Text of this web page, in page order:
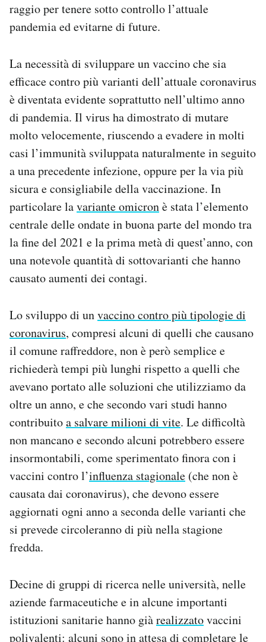
raggio per tenere sotto controllo l’attuale
pandemia ed evitarne di future.
La necessità di sviluppare un vaccino che sia
efficace contro più varianti dell’attuale coronavirus
è diventata evidente soprattutto nell’ultimo anno
di pandemia. Il virus ha dimostrato di mutare
molto velocemente, riuscendo a evadere in molti
casi l’immunità sviluppata naturalmente in seguito
a una precedente infezione, oppure per la via più
sicura e consigliabile della vaccinazione. In
particolare lavariante omicronè stata l’elemento
centrale delle ondate in buona parte del mondo tra
la fine del 2021 e la prima metà di quest’anno, con
una notevole quantità di sottovarianti che hanno
causato aumenti dei contagi.
Lo sviluppo di unvaccino contro più tipologie di
coronavirus, compresi alcuni di quelli che causano
il comune raffreddore, non è però semplice e
richiederà tempi più lunghi rispetto a quelli che
avevano portato alle soluzioni che utilizziamo da
oltre un anno, e che secondo vari studi hanno
contribuitoa salvare milioni di vite. Le difficoltà
non mancano e secondo alcuni potrebbero essere
insormontabili, come sperimentato finora con i
vaccini contro l’influenza stagionale (che non è
causata dai coronavirus), che devono essere
aggiornati ogni anno a seconda delle varianti che
si prevede circoleranno di più nella stagione
fredda.
Decine di gruppi di ricerca nelle università, nelle
aziende farmaceutiche e in alcune importanti
istituzioni sanitarie hanno giàrealizzatovaccini
polivalenti: alcuni sono in attesa di completare le